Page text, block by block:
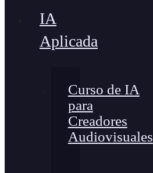
IA
Aplicada
Curso de IA
para
Creadores
Audiovisuales